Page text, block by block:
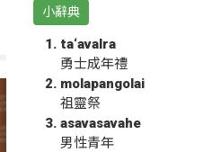
小辭典
ta‘avalra
勇士成年禮
molapangolai
祖靈祭
asavasavahe
男性青年